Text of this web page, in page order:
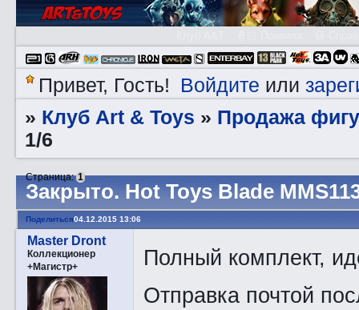
Привет, Гость! Войдите или
» Клуб Art & Toys » Продажа
1/6
Закрытo. Hot Toys Blade
Страница:1
Поделиться04.12.2015 13:06
Master Dront
Коллекционер
+Магистр+
Полный комплект,
Отправка почтой